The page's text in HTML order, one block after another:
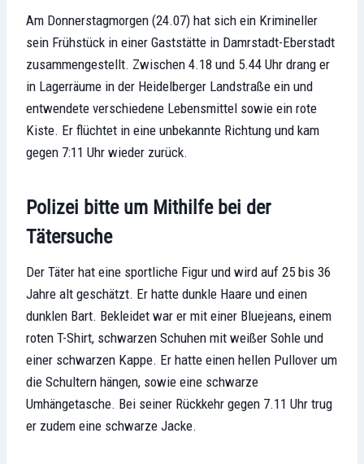
Am Donnerstagmorgen (24.07) hat sich ein Krimineller
sein Frühstück in einer Gaststätte in Damrstadt-Eberstadt
zusammengestellt. Zwischen 4.18 und 5.44 Uhr drang er
in Lagerräume in der Heidelberger Landstraße ein und
entwendete verschiedene Lebensmittel sowie ein rote
Kiste. Er flüchtet in eine unbekannte Richtung und kam
gegen 7:11 Uhr wieder zurück.
Polizei bitte um Mithilfe bei der
Tätersuche
Der Täter hat eine sportliche Figur und wird auf 25 bis 36
Jahre alt geschätzt. Er hatte dunkle Haare und einen
dunklen Bart. Bekleidet war er mit einer Bluejeans, einem
roten T-Shirt, schwarzen Schuhen mit weißer Sohle und
einer schwarzen Kappe. Er hatte einen hellen Pullover um
die Schultern hängen, sowie eine schwarze
Umhängetasche. Bei seiner Rückkehr gegen 7.11 Uhr trug
er zudem eine schwarze Jacke.